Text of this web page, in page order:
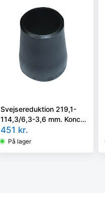
Svejsereduktion 219,1-
114,3/6,3-3,6 mm. Konc.
Kval. P235GH, EN 10253-
2/rk2 type B
451 kr.
På lager